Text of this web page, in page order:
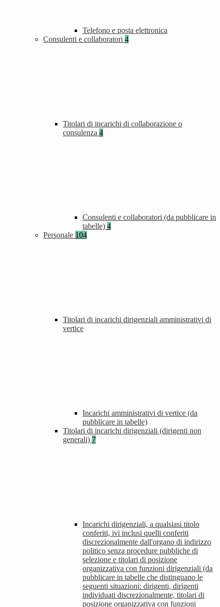
Telefono e posta elettronica
Consulenti e collaboratori 4
Titolari di incarichi di collaborazione o
consulenza 4
Consulenti e collaboratori (da pubblicare in
tabelle) 4
Personale 104
Titolari di incarichi dirigenziali amministrativi di
vertice
Incarichi amministrativi di vertice (da
pubblicare in tabelle)
Titolari di incarichi dirigenziali (dirigenti non
generali) 7
Incarichi dirigenziali, a qualsiasi titolo
conferiti, ivi inclusi quelli conferiti
discrezionalmente dall'organo di indirizzo
politico senza procedure pubbliche di
selezione e titolari di posizione
organizzativa con funzioni dirigenziali (da
pubblicare in tabelle che distinguano le
seguenti situazioni: dirigenti, dirigenti
individuati discrezionalmente, titolari di
posizione organizzativa con funzioni